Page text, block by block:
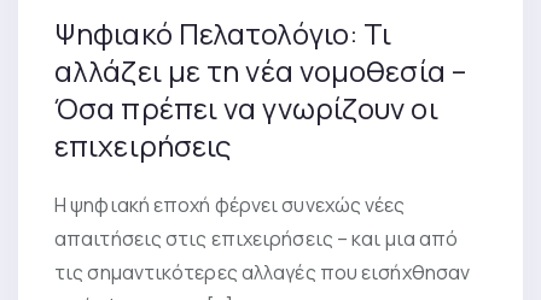
Ψηφιακό Πελατολόγιο: Τι
αλλάζει με τη νέα νομοθεσία –
Όσα πρέπει να γνωρίζουν οι
επιχειρήσεις
Η ψηφιακή εποχή φέρνει συνεχώς νέες
απαιτήσεις στις επιχειρήσεις – και μια από
τις σημαντικότερες αλλαγές που εισήχθησαν